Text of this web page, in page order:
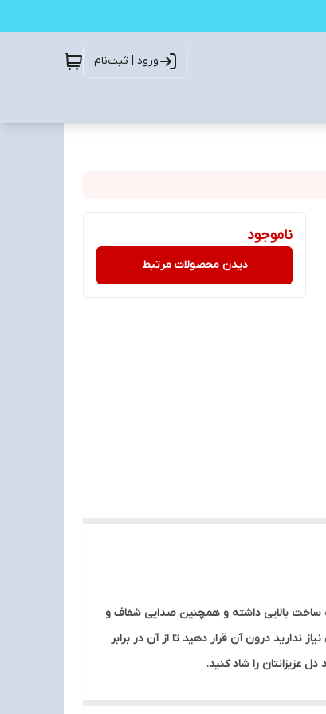
ورود | ثبت‌نام
ناموجود
دیدن محصولات مرتبط
ساخت بالایی داشته و همچنین صدایی شفاف و
درون آن قرار دهید تا از آن در برابر
عزیزانتان را شاد کنید.